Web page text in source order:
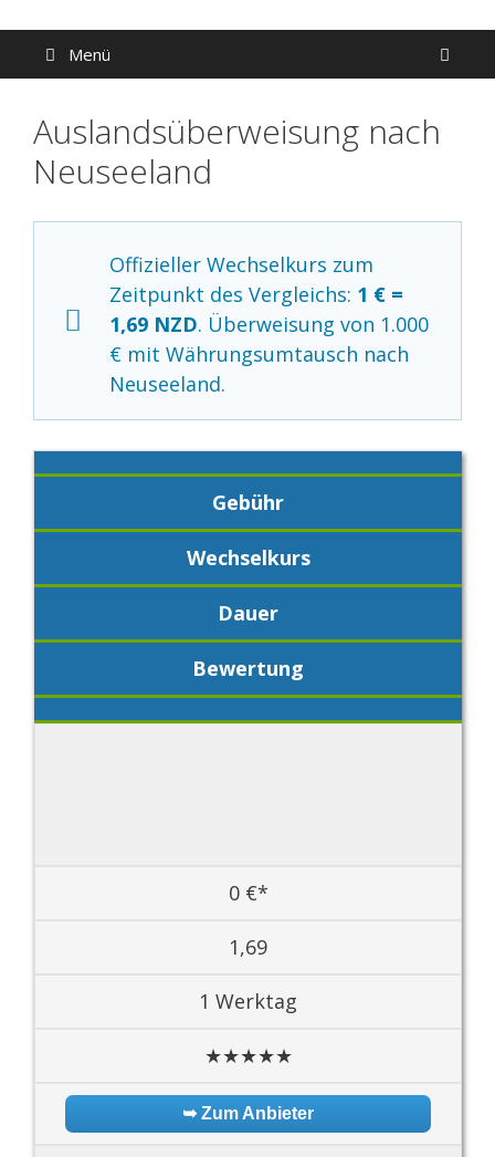
Inhalt
springen
Menü
Auslandsüberweisung nach
Neuseeland
Offizieller Wechselkurs zum
Zeitpunkt des Vergleichs: 1 € =
1,69 NZD. Überweisung von 1.000
€ mit Währungsumtausch nach
Neuseeland.
Gebühr
Wechselkurs
Dauer
Bewertung
0 €*
1,69
1 Werktag
★★★★★
➥ Zum Anbieter